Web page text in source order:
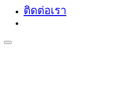
ติดต่อเรา